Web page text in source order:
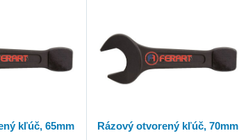
kľúč, 65mm Rázový otvorený kľúč, 70mm